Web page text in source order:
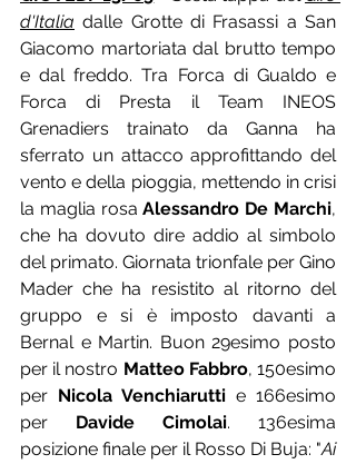
d'Italia dalle Grotte di Frasassi a San
Giacomo martoriata dal brutto tempo
e dal freddo. Tra Forca di Gualdo e
Forca di Presta il Team INEOS
Grenadiers trainato da Ganna ha
sferrato un attacco approfittando del
vento e della pioggia, mettendo in crisi
la maglia rosa Alessandro De Marchi,
che ha dovuto dire addio al simbolo
del primato. Giornata trionfale per Gino
Mader che ha resistito al ritorno del
gruppo e si è imposto davanti a
Bernal e Martin. Buon 29esimo posto
per il nostro Matteo Fabbro, 150esimo
per Nicola Venchiarutti e 166esimo
per Davide Cimolai. 136esima
posizione finale per il Rosso Di Buja: "Ai